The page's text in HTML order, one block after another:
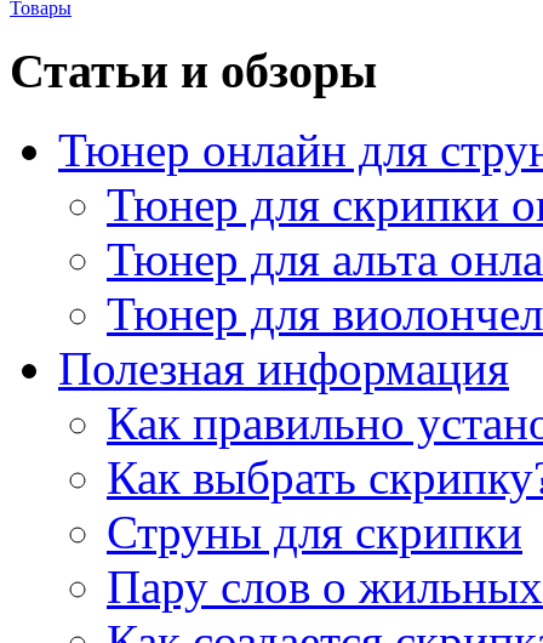
Товары
Статьи и обзоры
Тюнер онлайн для
Тюнер для скрипки
Тюнер для альта
Тюнер для
Полезная информация
Как правильно
Как выбрать
Струны для скрипки
Пару слов о